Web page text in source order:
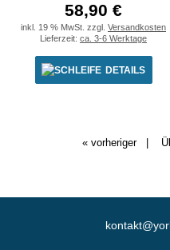
58,90 €
inkl. 19 % MwSt. zzgl. Versandkosten
Lieferzeit: ca. 3-6 Werktage
DETAILS
« vorheriger|